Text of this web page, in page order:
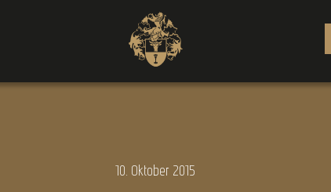
10. Oktober 2015